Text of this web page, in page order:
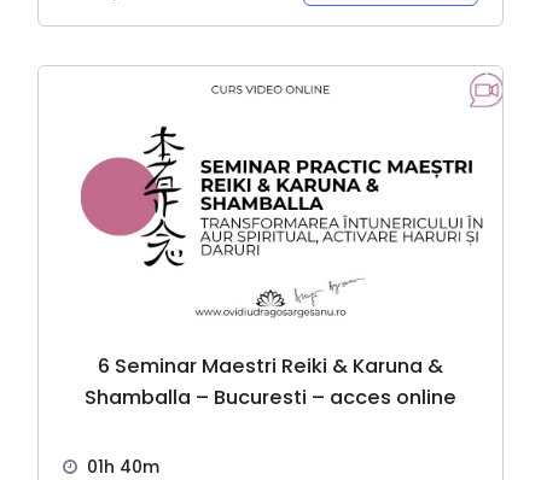
6 Seminar Maestri Reiki & Karuna &
Shamballa – Bucuresti – acces online
01h 40m